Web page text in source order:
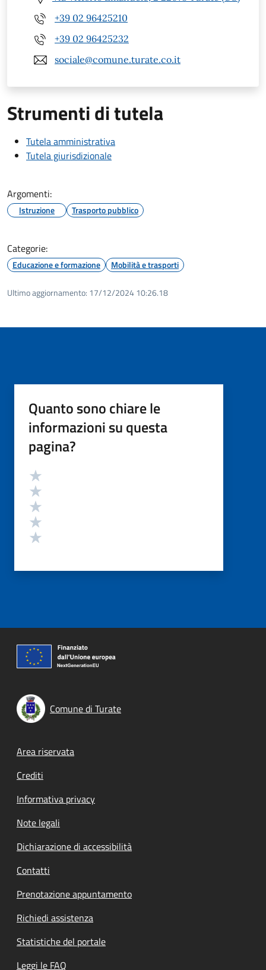
+39 02 96425210
+39 02 96425232
sociale@comune.turate.co.it
Strumenti di tutela
Tutela amministrativa
Tutela giurisdizionale
Argomenti:
Istruzione Trasporto pubblico
Categorie:
Educazione e formazione Mobilità e trasporti
Ultimo aggiornamento: 17/12/2024 10:26.18
Quanto sono chiare le
informazioni su questa
pagina?
Valutazione
Comune di Turate
Footer menu
Area riservata
Crediti
Informativa privacy
Note legali
Dichiarazione di accessibilità
Contatti
Prenotazione appuntamento
Richiedi assistenza
Statistiche del portale
Leggi le FAQ